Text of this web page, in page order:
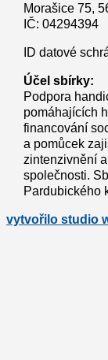
Morašice 75,
IČ: 04294394
ID datové
Účel sbírky:
Podpora
pomáhajících
financování
a pomůcek
zintenzivnění
společnosti.
Pardubického
vytvořilo studio